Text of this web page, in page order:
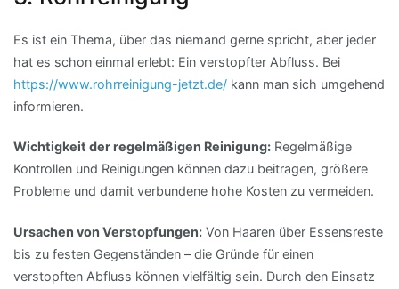
Es ist ein Thema, über das niemand gerne spricht, aber jeder
hat es schon einmal erlebt: Ein verstopfter Abfluss. Bei
https://www.rohrreinigung-jetzt.de/ kann man sich umgehend
informieren.
Wichtigkeit der regelmäßigen Reinigung: Regelmäßige
Kontrollen und Reinigungen können dazu beitragen, größere
Probleme und damit verbundene hohe Kosten zu vermeiden.
Ursachen von Verstopfungen: Von Haaren über Essensreste
bis zu festen Gegenständen – die Gründe für einen
verstopften Abfluss können vielfältig sein. Durch den Einsatz